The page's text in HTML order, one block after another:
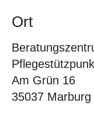
Ort
Am Grün 16
35037 Marburg